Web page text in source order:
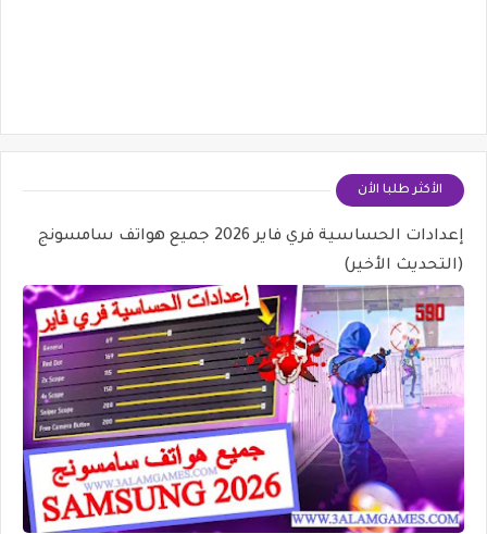
الأكثر طلبا الأن
إعدادات الحساسية فري فاير 2026 جميع هواتف سامسونج
(التحديث الأخير)